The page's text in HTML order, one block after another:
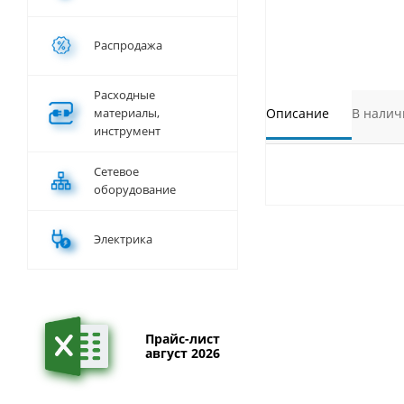
Описание В
Распродажа
Расходные
материалы,
инструмент
Сетевое
оборудование
Электрика
Прайс-лист
август 2026